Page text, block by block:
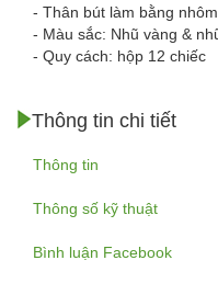
- Thân bút làm bằng nhôm
- Màu sắc: Nhũ vàng &
- Quy cách: hộp 12 chiếc
Thông tin chi tiết
Thông tin
Thông số kỹ thuật
Bình luận Facebook